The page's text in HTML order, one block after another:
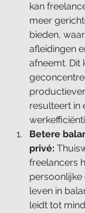
kan
meer
bieden,
afleidingen
afneemt. Dit
resulteert in
Betere
privé:
freelancers
persoonlijke
leven in
leidt tot